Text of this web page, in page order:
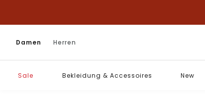
Damen Herren
Sale Bekleidung & Accessoires New